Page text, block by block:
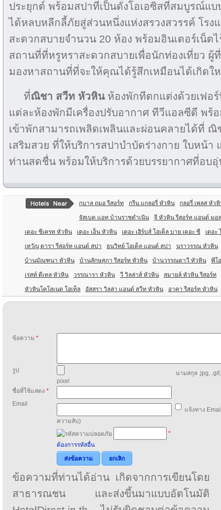
ประยุกต์ พร้อมสปาที่เป็นดั่งโอเอซิสที่สมบูรณ์แ
ได้หลบหลีกลี้ภัยสู่ส่วนหนึ่งแห่งสรวงสวรรค์ โรง
สะดวกสบายจำนวน 20 ห้อง พร้อมอินเตอร์เน็ต
สถานที่ที่หรูหราสะดวกสบายเพื่อนักท่องเที่ยว ผู้
มองหาสถานที่ที่จะให้คุณได้รู้สึกเหมือนได้เกิดใ
ที่ณิชา สวีท หัวหินห้องพักทีตกแต่งด้วยเฟอร์
แต่ละห้องพักมีเครื่องปรับอากาศ ทีวีแอลซีดี พร้อ
เข้าพักสามารถเพลิดเพลินและผ่อนคลายได้ที่ ณิ
เสริมสวย ที่ให้บริการสปาบำบัดร่างกาย ใบหน้า
ท่านสดชื่น พร้อมให้บริการด้วยบรรยากาศที่อบ
กบาล ถมอ รีสอร์ท กรีน แกลอรี่ หัวหิน กลอรี่ เพลส หัว
จัสเบด แอท บ้านราชดำเนิน จี หัวหิน รีสอร์ท แอนด์ มอ
เดอะ ซีเครท หัวหิน เดอะ เฮ็น หัวหิน เดอะ เฮิร์บส์ โฮเต็ล บาย เดอะ ซี เดอะ
เทวัญ ดารา รีสอร์ท แอนด์ สปา ธนวิทย์ โฮเต็ล แอนด์ สปา นราวรรณ หัวหิน
บ้านมัณฑนา หัวหิน บ้านลักษสุภา รีสอร์ท หัวหิน บ้านวรรณดาวี หัวหิน พีโ
เรสท์ ดีเทล หัวหิน วรรณารา หัวหิน วี วิลล่าส์ หัวหิน สมายล์ หัวหิน รีสอร์ท
หัวหินโคโลเนด โฮเท็ล อัสสรา วิลล่า แอนด์ สวีท หัวหิน อาคา รีสอร์ท หัวหิน
ข้อความ *
รูป
นามสกุล .jpg,
pixel
ชื่อที่ใช้แสดง *
Email
แจ้งทาง
ความลับ)
*
ต้องการรหัสอื่น
ส่งข้อความ
ยกเลิก
ข้อความที่ท่านได้อ่าน เกิดจากการเขียนโดย
สาธารณชน และส่งขึ้นมาแบบอัตโนมัติ